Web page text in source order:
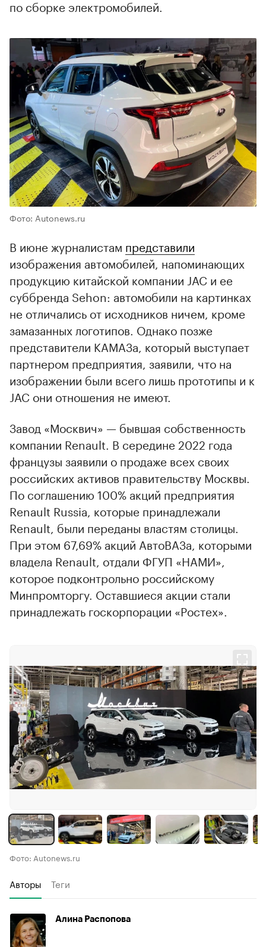
по сборке электромобилей.
Фото: Autonews.ru
В июне журналистам представили
изображения автомобилей, напоминающих
продукцию китайской компании JAC и ее
суббренда Sehon: автомобили на картинках
не отличались от исходников ничем, кроме
замазанных логотипов. Однако позже
представители КАМАЗа, который выступает
партнером предприятия, заявили, что на
изображении были всего лишь прототипы и к
JAC они отношения не имеют.
Завод «Москвич» — бывшая собственность
компании Renault. В середине 2022 года
французы заявили о продаже всех своих
российских активов правительству Москвы.
По соглашению 100% акций предприятия
Renault Russia, которые принадлежали
Renault, были переданы властям столицы.
При этом 67,69% акций АвтоВАЗа, которыми
владела Renault, отдали ФГУП «НАМИ»,
которое подконтрольно российскому
Минпромторгу. Оставшиеся акции стали
принадлежать госкорпорации «Ростех».
Фото: Autonews.ru
Авторы Теги
Алина Распопова